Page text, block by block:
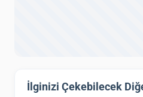
İlginizi Çekebilecek